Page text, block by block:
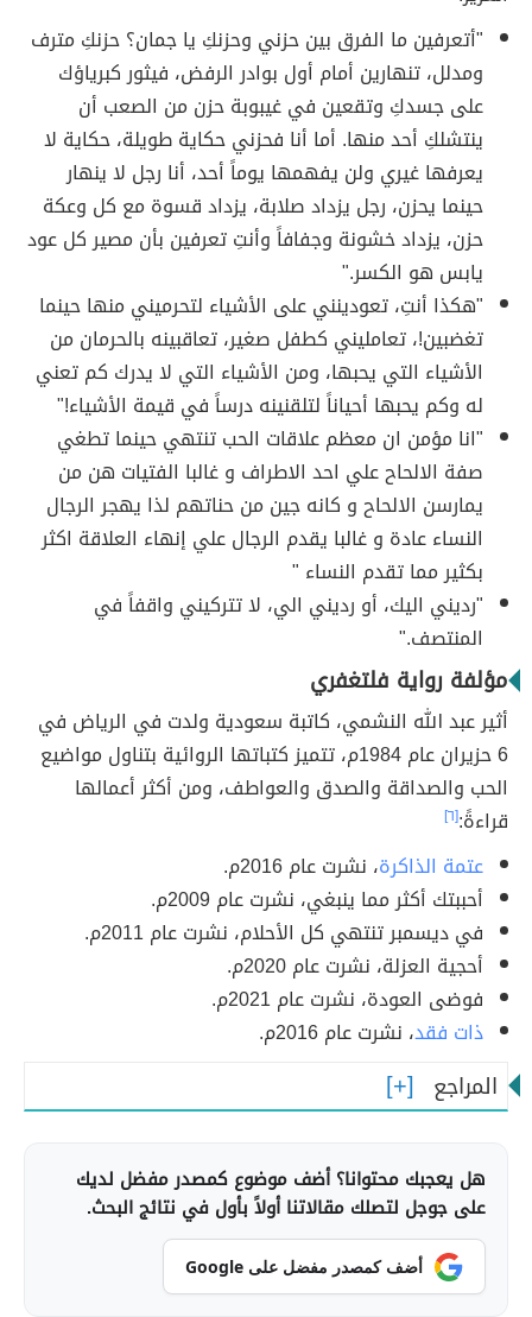
"أتعرفين ما الفرق بين حزني وحزنكِ يا جمان؟‬ ‫حزنكِ مترف
ومدلل، تنهارين أمام أول بوادر الرفض، فيثور كبرياؤك
على جسدكِ وتقعين في غيبوبة حزن من الصعب أن
ينتشلكِ أحد منها.‬ أما أنا فحزني حكاية طويلة، حكاية لا
يعرفها غيري ولن يفهمها يوماً أحد، أنا رجل لا ينهار
حينما يحزن، رجل يزداد صلابة، يزداد قسوة مع كل وعكة
حزن، يزداد خشونة وجفافاً وأنتِ تعرفين بأن مصير كل عود
يابس هو الكسر."
"هكذا أنتِ، تعودينني على الأشياء لتحرميني منها حينما
تغضبين!، تعامليني كطفل صغير، تعاقبينه بالحرمان من
الأشياء التي يحبها، ومن الأشياء التي لا يدرك كم تعني
له وكم يحبها أحياناً لتلقنينه درساً في قيمة الأشياء!"
"انا مؤمن ان معظم علاقات الحب تنتهي حينما تطغي
صفة الالحاح علي احد الاطراف و غالبا الفتيات هن من
يمارسن الالحاح و كانه جين من حناتهم لذا يهجر الرجال
النساء عادة و غالبا يقدم الرجال علي إنهاء العلاقة اكثر
بكثير مما تقدم النساء "
"رديني اليك، ‏أو رديني الي، ‏لا تتركيني واقفاً في
المنتصف."
مؤلفة رواية فلتغفري
أثير عبد الله النشمي، كاتبة سعودية ولدت في الرياض في
6 حزيران عام 1984م، تتميز كتباتها الروائية بتناول مواضيع
الحب والصداقة والصدق والعواطف، ومن أكثر أعمالها
قراءةً:[٦]
عتمة الذاكرة، نشرت عام 2016م.
أحببتك أكثر مما ينبغي، نشرت عام 2009م.
في ديسمبر تنتهي كل الأحلام، نشرت عام 2011م.
أحجية العزلة، نشرت عام 2020م.
فوضى العودة، نشرت عام 2021م.
ذات فقد، نشرت عام 2016م.
المراجع
هل يعجبك محتوانا؟ أضف موضوع كمصدر مفضل لديك
على جوجل لتصلك مقالاتنا أولاً بأول في نتائج البحث.
أضف كمصدر مفضل على Google